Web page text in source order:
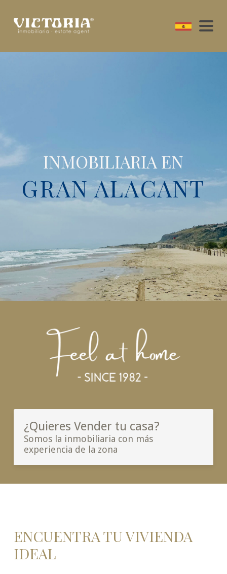
INMOBILIARIA EN
GRAN ALACANT
¿Quieres Vender tu casa?
Somos la inmobiliaria con más
experiencia de la zona
ENCUENTRA TU VIVIENDA
IDEAL